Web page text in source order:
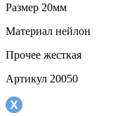
Размер 20мм
Материал нейлон
Прочее жесткая
Артикул 20050